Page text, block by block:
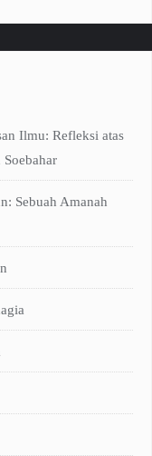
Ilmu: Refleksi atas
Sebuah Amanah